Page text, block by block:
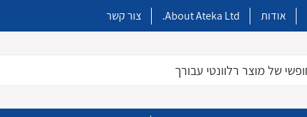
אודות About Ateka Ltd. צור קשר
של מוצר רלוונטי עבורך